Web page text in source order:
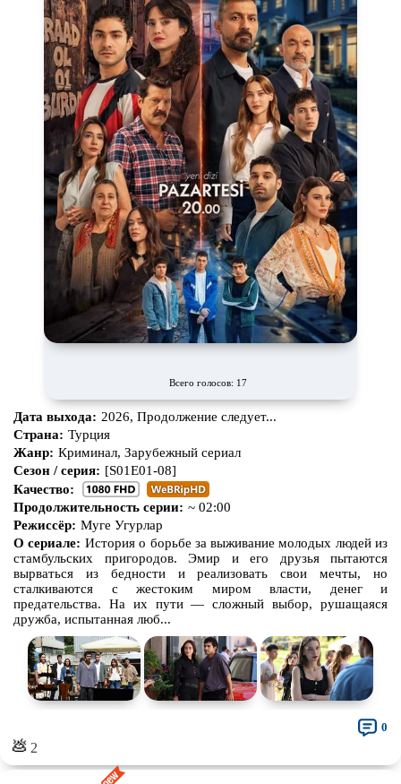
Всего голосов: 17
Дата выхода: 2026, Продолжение следует...
Страна: Турция
Жанр: Криминал, Зарубежный сериал
Сезон / серия: [S01E01-08]
Качество:
Продолжительность серии: ~ 02:00
Режиссёр: Муге Угурлар
О сериале: История о борьбе за выживание молодых людей из
стамбульских пригородов. Эмир и его друзья пытаются
вырваться из бедности и реализовать свои мечты, но
сталкиваются с жестоким миром власти, денег и
предательства. На их пути — сложный выбор, рушащаяся
дружба, испытанная люб...
💩 2
0